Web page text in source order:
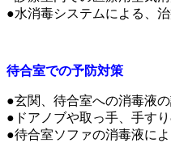
●水消毒システムによる、
待合室での予防対策
●玄関、待合室への消毒液の
●ドアノブや取っ手、手す
●待合室ソファの消毒液によ